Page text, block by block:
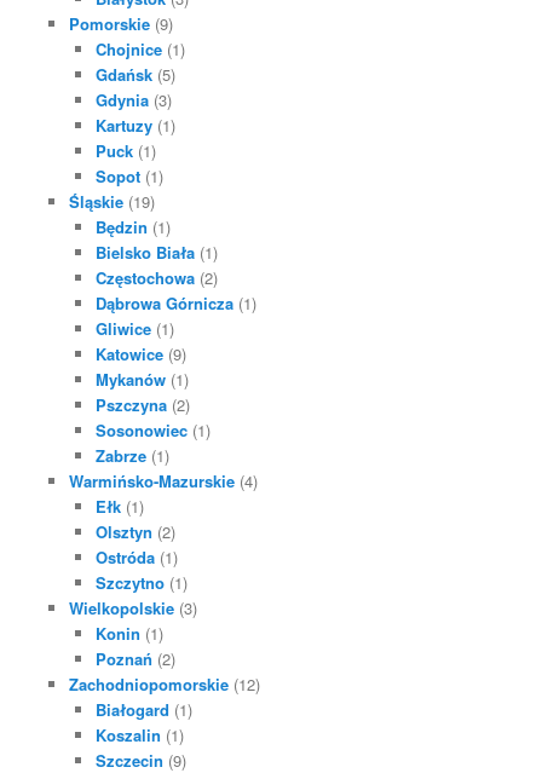
Pomorskie(9)
Chojnice (1)
Gdańsk (5)
Gdynia (3)
Kartuzy (1)
Puck (1)
Sopot (1)
Śląskie(19)
Będzin (1)
Bielsko Biała (1)
Częstochowa (2)
Dąbrowa Górnicza (1)
Gliwice (1)
Katowice (9)
Mykanów (1)
Pszczyna (2)
Sosonowiec (1)
Zabrze (1)
Warmińsko-Mazurskie(4)
Ełk (1)
Olsztyn (2)
Ostróda (1)
Szczytno (1)
Wielkopolskie(3)
Konin (1)
Poznań (2)
Zachodniopomorskie(12)
Białogard (1)
Koszalin (1)
Szczecin (9)